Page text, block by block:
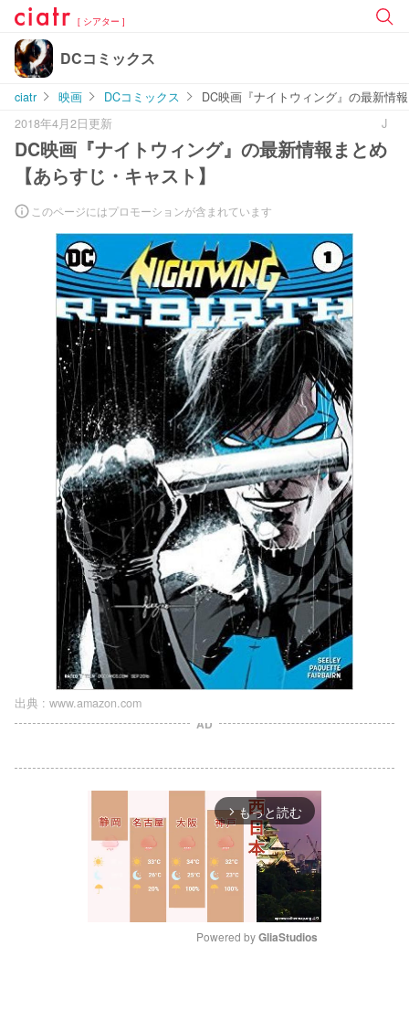
[ シアター ]
DCコミックス
ciatr 映画 DCコミックス
DC映画『ナイトウィング』の最新情
2018年4月2日更新
J
DC映画『ナイトウィング』の最新情報まとめ
【あらすじ・キャスト】
このページにはプロモーションが含まれています
出典 : www.amazon.com
AD
arrow_forward_ios もっと読む
Powered by GliaStudios